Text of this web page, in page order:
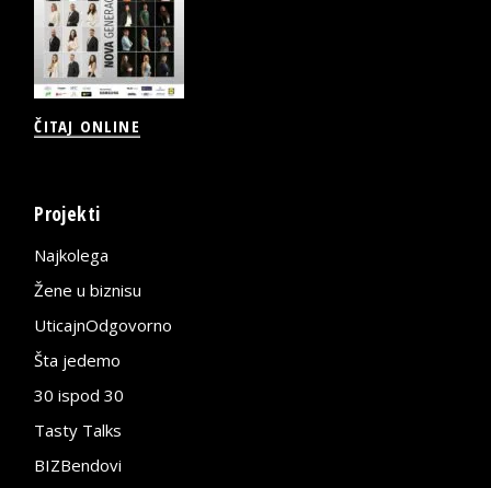
ČITAJ ONLINE
Projekti
Najkolega
Žene u biznisu
UticajnOdgovorno
Šta jedemo
30 ispod 30
Tasty Talks
BIZBendovi